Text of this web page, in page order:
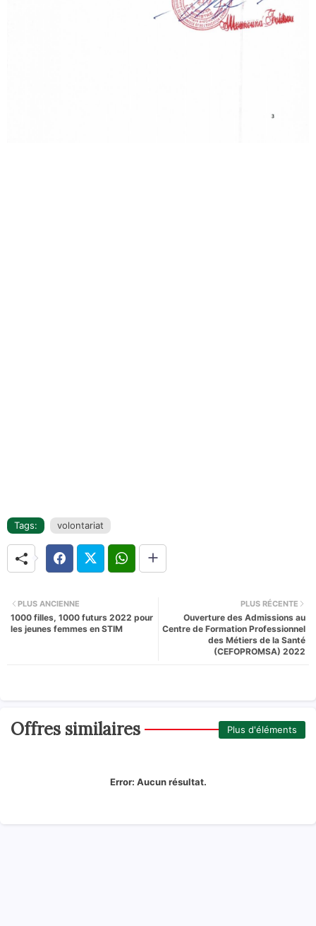
Tags: volontariat
PLUS RÉCENTE
Ouverture des Admissions au
Centre de Formation Professionnel
des Métiers de la Santé
(CEFOPROMSA) 2022
PLUS ANCIENNE
1000 filles, 1000 futurs 2022 pour
les jeunes femmes en STIM
Offres similaires Plus d'éléments
Error: Aucun résultat.